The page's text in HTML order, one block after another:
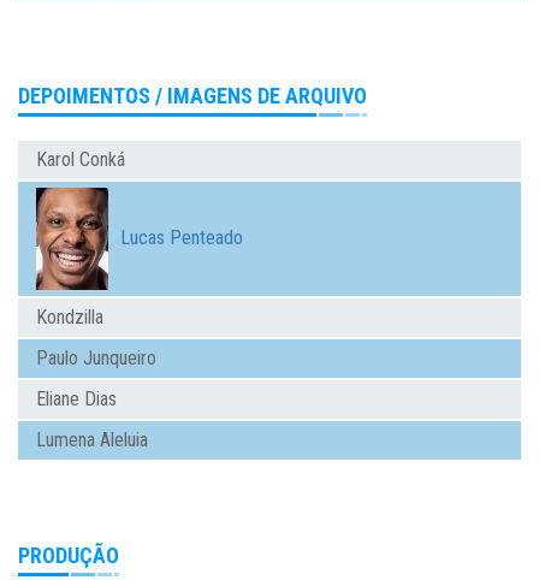
DEPOIMENTOS / IMAGENS DE ARQUIVO
Karol Conká
Lucas Penteado
Kondzilla
Paulo Junqueiro
Eliane Dias
Lumena Aleluia
PRODUÇÃO